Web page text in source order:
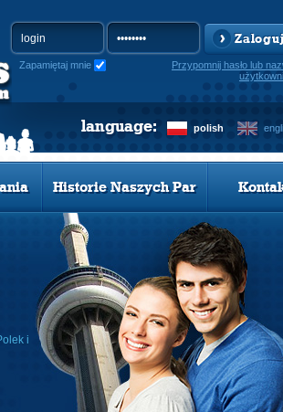
Zaloguj
Zapamiętaj mnie
Przypomnij hasło lub
polish
language:
Historie Naszych Par
i